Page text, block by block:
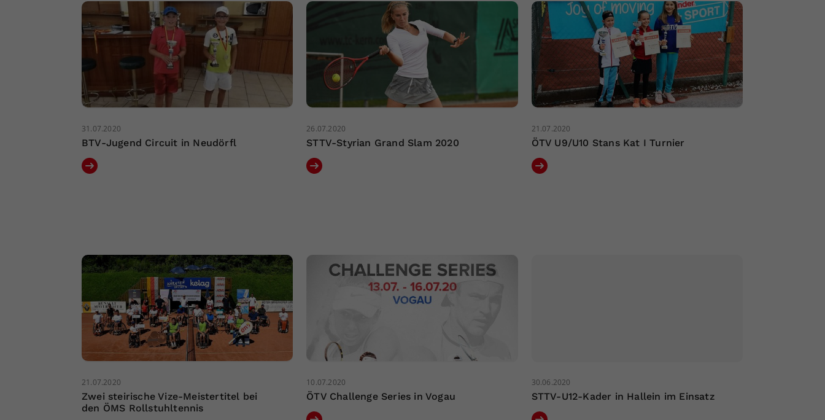
31.07.2020
BTV-Jugend Circuit in Neudörfl
26.07.2020
STTV-Styrian Grand Slam 2020
21.07.2020
ÖTV U9/U10 Stans Kat I Turnier
21.07.2020
Zwei steirische Vize-Meistertitel bei
den ÖMS Rollstuhltennis
10.07.2020
ÖTV Challenge Series in Vogau
30.06.2020
STTV-U12-Kader in Hallein im Einsatz